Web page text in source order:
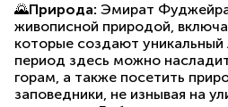
🌄Природа: Эмират Фуджейра
живописной природой,
которые создают
период здесь можно
горам, а также посетить
заповедники, не изнывая на